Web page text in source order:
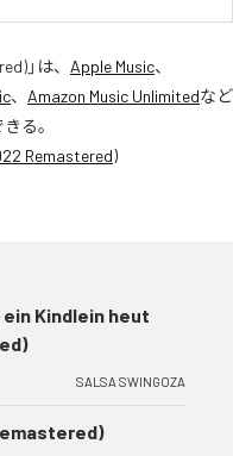
」は、 Apple Music、
、 Amazon Music Unlimitedなど
る。
Remastered)
Kindlein heut
SALSA SWINGOZA